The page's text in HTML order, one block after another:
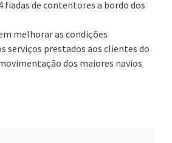
de contentores a bordo dos
melhorar as condições
serviços prestados aos clientes do
dos maiores navios